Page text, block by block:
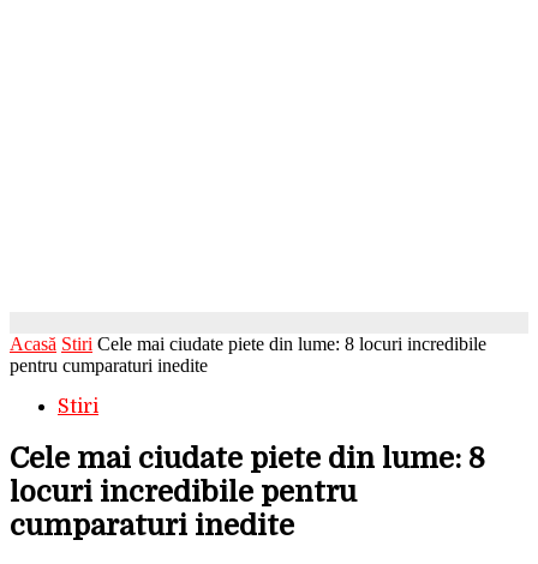
Acasă Stiri Cele mai ciudate piete din lume: 8 locuri incredibile
pentru cumparaturi inedite
Stiri
Cele mai ciudate piete din lume: 8
locuri incredibile pentru
cumparaturi inedite